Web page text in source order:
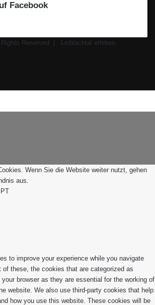
Facebook
Rights Reserved |
Leiblachtal erleben
Wenn Sie die Website weiter nutzt, gehen
aus.
to improve your experience while you navigate
of these, the cookies that are categorized as
browser as they are essential for the working of
website. We also use third-party cookies that help
how you use this website. These cookies will be